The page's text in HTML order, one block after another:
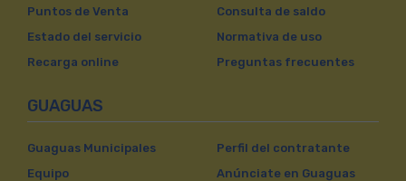
Puntos de Venta
Estado del servicio
Recarga online
Consulta de saldo
Normativa de uso
Preguntas frecuentes
GUAGUAS
Guaguas Municipales
Equipo
Perfil del contratante
Anúnciate en Guaguas